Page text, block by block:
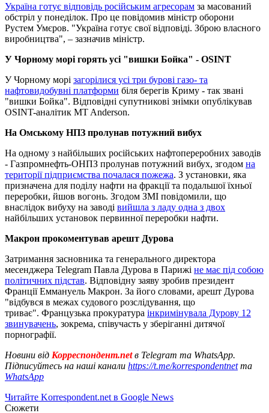
Україна готує відповідь російським агресорам за масований
обстріл у понеділок. Про це повідомив міністр оборони
Рустем Умєров. "Україна готує свої відповіді. Зброю власного
виробництва", – зазначив міністр.
У Чорному морі горять усі "вишки Бойка" - OSINT
У Чорному морі загорілися усі три бурові газо- та
нафтовидобувні платформи біля берегів Криму - так звані
"вишки Бойка". Відповідні супутникові знімки опублікував
OSINT-аналітик MT Anderson.
На Омському НПЗ пролунав потужний вибух
На одному з найбільших російських нафтопереробних заводів
- Газпромнефть-ОНПЗ пролунав потужний вибух, згодом на
території підприємства почалася пожежа. З установки, яка
призначена для поділу нафти на фракції та подальшої їхньої
переробки, йшов вогонь. Згодом ЗМІ повідомили, що
внаслідок вибуху на заводі вийшла з ладу одна з двох
найбільших установок первинної переробки нафти.
Макрон прокоментував арешт Дурова
Затримання засновника та генерального директора
месенджера Telegram Павла Дурова в Парижі не має під собою
політичних підстав. Відповідну заяву зробив президент
Франції Еммануель Макрон. За його словами, арешт Дурова
"відбувся в межах судового розслідування, що
триває". Французька прокуратура інкримінувала Дурову 12
звинувачень, зокрема, співучасть у зберіганні дитячої
порнографії.
Новини від Корреспондент.netв Telegram та WhatsApp.
Підписуйтесь на наші канали https://t.me/korrespondentnetта
WhatsApp
Читайте Korrespondent.net в Google News
Сюжети